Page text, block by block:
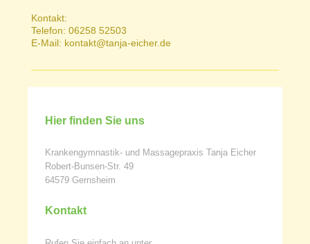
Kontakt:
Telefon: 06258 52503
E-Mail: kontakt@tanja-eicher.de
Hier finden Sie uns
Krankengymnastik- und Massagepraxis Tanja Eicher
Robert-Bunsen-Str. 49
64579 Gernsheim
Kontakt